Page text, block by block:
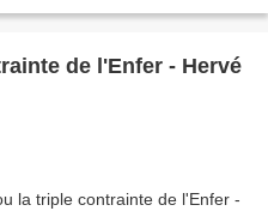
de l'Enfer - Hervé